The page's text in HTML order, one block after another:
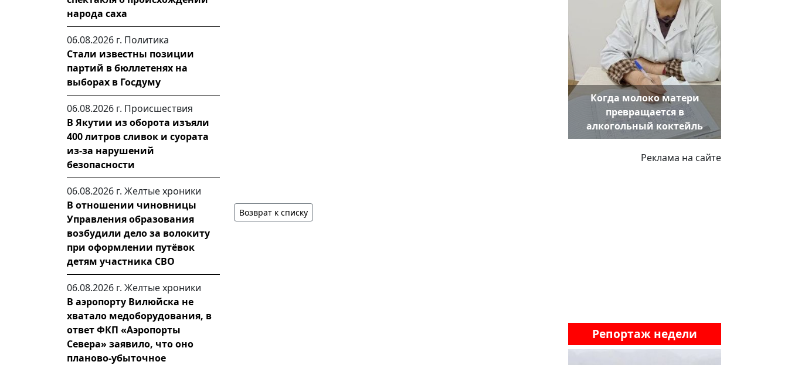
народа саха
06.08.2026 г. Политика
Стали известны позиции
партий в бюллетенях на
выборах в Госдуму
06.08.2026 г. Происшествия
В Якутии из оборота изъяли
400 литров сливок и суората
из-за нарушений
безопасности
06.08.2026 г. Желтые хроники
В отношении чиновницы
Управления образования
возбудили дело за волокиту
при оформлении путёвок
детям участника СВО
06.08.2026 г. Желтые хроники
В аэропорту Вилюйска не
хватало медоборудования, в
ответ ФКП «Аэропорты
Севера» заявило, что оно
планово-убыточное
Возврат к списку
Когда молоко матери
превращается в
алкогольный коктейль
Реклама на сайте
Репортаж недели